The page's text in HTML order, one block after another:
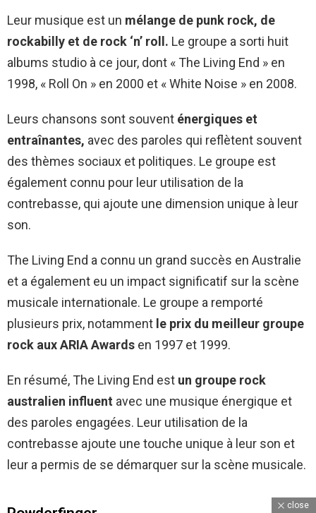
Leur musique est un mélange de punk rock, de
rockabilly et de rock ‘n’ roll. Le groupe a sorti huit
albums studio à ce jour, dont « The Living End » en
1998, « Roll On » en 2000 et « White Noise » en 2008.
Leurs chansons sont souvent énergiques et
entraînantes, avec des paroles qui reflètent souvent
des thèmes sociaux et politiques. Le groupe est
également connu pour leur utilisation de la
contrebasse, qui ajoute une dimension unique à leur
son.
The Living End a connu un grand succès en Australie
et a également eu un impact significatif sur la scène
musicale internationale. Le groupe a remporté
plusieurs prix, notamment le prix du meilleur groupe
rock aux ARIA Awards en 1997 et 1999.
En résumé, The Living End est un groupe rock
australien influent avec une musique énergique et
des paroles engagées. Leur utilisation de la
contrebasse ajoute une touche unique à leur son et
leur a permis de se démarquer sur la scène musicale.
close